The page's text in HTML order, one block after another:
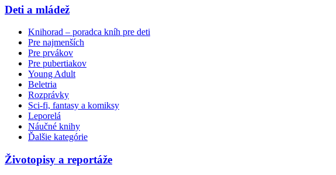
Deti a mládež
Knihorad – poradca kníh pre deti
Pre najmenších
Pre prvákov
Pre pubertiakov
Young Adult
Beletria
Rozprávky
Sci-fi, fantasy a komiksy
Leporelá
Náučné knihy
Ďalšie kategórie
Životopisy a reportáže